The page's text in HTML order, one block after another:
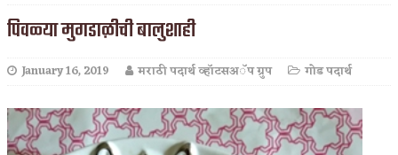
इडली
पिवळ्या मुगडाळीची बालुशाही
January 16, 2019 मराठी पदार्थ व्हॉटसअॅप ग्रुप गोड पदार्थ